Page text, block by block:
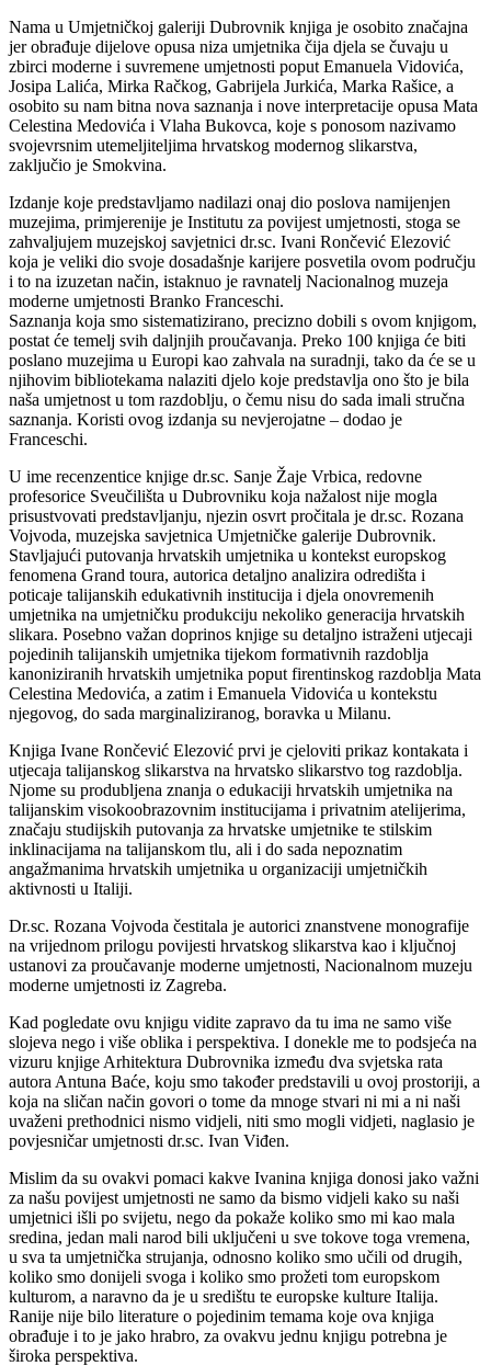
Nama u Umjetničkoj galeriji Dubrovnik knjiga je osobito značajna
jer obrađuje dijelove opusa niza umjetnika čija djela se čuvaju u
zbirci moderne i suvremene umjetnosti poput Emanuela Vidovića,
Josipa Lalića, Mirka Račkog, Gabrijela Jurkića, Marka Rašice, a
osobito su nam bitna nova saznanja i nove interpretacije opusa Mata
Celestina Medovića i Vlaha Bukovca, koje s ponosom nazivamo
svojevrsnim utemeljiteljima hrvatskog modernog slikarstva,
zaključio je Smokvina.
Izdanje koje predstavljamo nadilazi onaj dio poslova namijenjen
muzejima, primjerenije je Institutu za povijest umjetnosti, stoga se
zahvaljujem muzejskoj savjetnici dr.sc. Ivani Rončević Elezović
koja je veliki dio svoje dosadašnje karijere posvetila ovom području
i to na izuzetan način, istaknuo je ravnatelj Nacionalnog muzeja
moderne umjetnosti Branko Franceschi.
Saznanja koja smo sistematizirano, precizno dobili s ovom knjigom,
postat će temelj svih daljnjih proučavanja. Preko 100 knjiga će biti
poslano muzejima u Europi kao zahvala na suradnji, tako da će se u
njihovim bibliotekama nalaziti djelo koje predstavlja ono što je bila
naša umjetnost u tom razdoblju, o čemu nisu do sada imali stručna
saznanja. Koristi ovog izdanja su nevjerojatne – dodao je
Franceschi.
U ime recenzentice knjige dr.sc. Sanje Žaje Vrbica, redovne
profesorice Sveučilišta u Dubrovniku koja nažalost nije mogla
prisustvovati predstavljanju, njezin osvrt pročitala je dr.sc. Rozana
Vojvoda, muzejska savjetnica Umjetničke galerije Dubrovnik.
Stavljajući putovanja hrvatskih umjetnika u kontekst europskog
fenomena Grand toura, autorica detaljno analizira odredišta i
poticaje talijanskih edukativnih institucija i djela onovremenih
umjetnika na umjetničku produkciju nekoliko generacija hrvatskih
slikara. Posebno važan doprinos knjige su detaljno istraženi utjecaji
pojedinih talijanskih umjetnika tijekom formativnih razdoblja
kanoniziranih hrvatskih umjetnika poput firentinskog razdoblja Mata
Celestina Medovića, a zatim i Emanuela Vidovića u kontekstu
njegovog, do sada marginaliziranog, boravka u Milanu.
Knjiga Ivane Rončević Elezović prvi je cjeloviti prikaz kontakata i
utjecaja talijanskog slikarstva na hrvatsko slikarstvo tog razdoblja.
Njome su produbljena znanja o edukaciji hrvatskih umjetnika na
talijanskim visokoobrazovnim institucijama i privatnim atelijerima,
značaju studijskih putovanja za hrvatske umjetnike te stilskim
inklinacijama na talijanskom tlu, ali i do sada nepoznatim
angažmanima hrvatskih umjetnika u organizaciji umjetničkih
aktivnosti u Italiji.
Dr.sc. Rozana Vojvoda čestitala je autorici znanstvene monografije
na vrijednom prilogu povijesti hrvatskog slikarstva kao i ključnoj
ustanovi za proučavanje moderne umjetnosti, Nacionalnom muzeju
moderne umjetnosti iz Zagreba.
Kad pogledate ovu knjigu vidite zapravo da tu ima ne samo više
slojeva nego i više oblika i perspektiva. I donekle me to podsjeća na
vizuru knjige Arhitektura Dubrovnika između dva svjetska rata
autora Antuna Baće, koju smo također predstavili u ovoj prostoriji, a
koja na sličan način govori o tome da mnoge stvari ni mi a ni naši
uvaženi prethodnici nismo vidjeli, niti smo mogli vidjeti, naglasio je
povjesničar umjetnosti dr.sc. Ivan Viđen.
Mislim da su ovakvi pomaci kakve Ivanina knjiga donosi jako važni
za našu povijest umjetnosti ne samo da bismo vidjeli kako su naši
umjetnici išli po svijetu, nego da pokaže koliko smo mi kao mala
sredina, jedan mali narod bili uključeni u sve tokove toga vremena,
u sva ta umjetnička strujanja, odnosno koliko smo učili od drugih,
koliko smo donijeli svoga i koliko smo prožeti tom europskom
kulturom, a naravno da je u središtu te europske kulture Italija.
Ranije nije bilo literature o pojedinim temama koje ova knjiga
obrađuje i to je jako hrabro, za ovakvu jednu knjigu potrebna je
široka perspektiva.